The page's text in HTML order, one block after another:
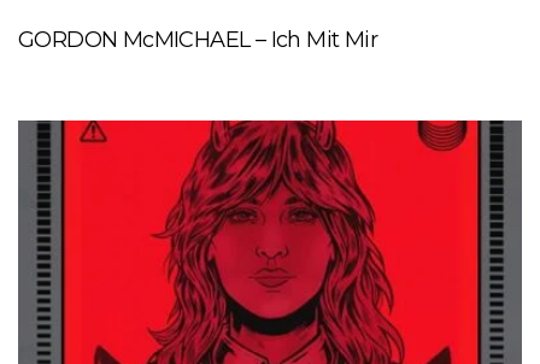
GORDON McMICHAEL – Ich Mit Mir